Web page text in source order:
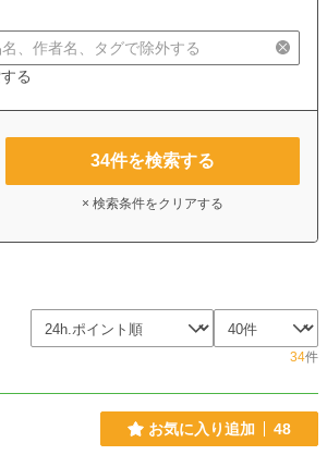
る
34件を検索する
× 検索条件をクリアする
34件
お気に入り追加 48